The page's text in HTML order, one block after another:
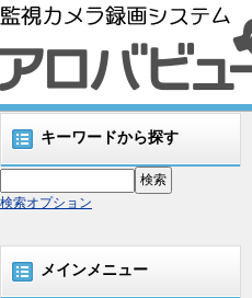
キーワードから探す
検索オプション
メインメニュー